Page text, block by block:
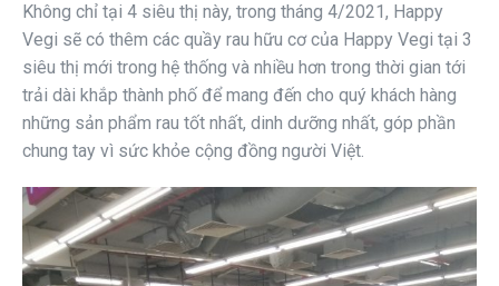
Không chỉ tại 4 siêu thị này, trong tháng 4/2021, Happy
Vegi sẽ có thêm các quầy rau hữu cơ của Happy Vegi tại 3
siêu thị mới trong hệ thống và nhiều hơn trong thời gian tới
trải dài khắp thành phố để mang đến cho quý khách hàng
những sản phẩm rau tốt nhất, dinh dưỡng nhất, góp phần
chung tay vì sức khỏe cộng đồng người Việt.